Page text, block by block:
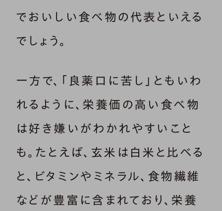
でおいしい食べ物の代表といえる
でしょう。
一方で、「良薬口に苦し」ともいわ
れるように、栄養価の高い食べ物
は好き嫌いがわかれやすいこと
も。たとえば、玄米は白米と比べる
と、ビタミンやミネラル、食物繊維
などが豊富に含まれており、栄養